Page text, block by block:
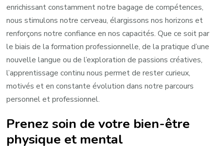
enrichissant constamment notre bagage de compétences,
nous stimulons notre cerveau, élargissons nos horizons et
renforçons notre confiance en nos capacités. Que ce soit par
le biais de la formation professionnelle, de la pratique d’une
nouvelle langue ou de l’exploration de passions créatives,
l’apprentissage continu nous permet de rester curieux,
motivés et en constante évolution dans notre parcours
personnel et professionnel.
Prenez soin de votre bien-être
physique et mental